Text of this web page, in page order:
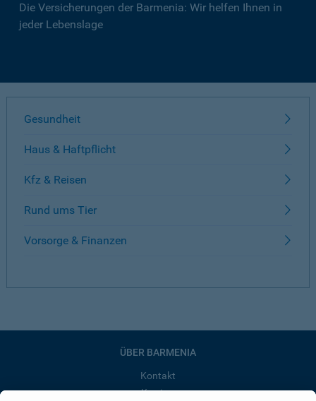
Die Versicherungen der Barmenia: Wir helfen Ihnen in
jeder Lebenslage
Gesundheit
Haus & Haftpflicht
Kfz & Reisen
Rund ums Tier
Vorsorge & Finanzen
ÜBER BARMENIA
Kontakt
Karriere